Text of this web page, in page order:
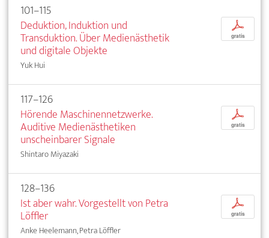
101–115
Deduktion, Induktion und
Transduktion. Über Medienästhetik
und digitale Objekte
Yuk Hui
p
gratis
117–126
Hörende Maschinennetzwerke.
Auditive Medienästhetiken
unscheinbarer Signale
Shintaro Miyazaki
p
gratis
128–136
Ist aber wahr. Vorgestellt von Petra
Löffler
Anke Heelemann, Petra Löffler
p
gratis